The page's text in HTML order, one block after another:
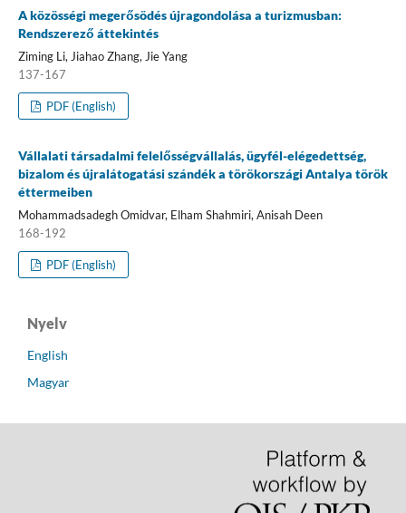
A közösségi megerősödés újragondolása a turizmusban:
Rendszerező áttekintés
Ziming Li, Jiahao Zhang, Jie Yang
137-167
PDF (English)
Vállalati társadalmi felelősségvállalás, ügyfél-elégedettség,
bizalom és újralátogatási szándék a törökországi Antalya török
éttermeiben
Mohammadsadegh Omidvar, Elham Shahmiri, Anisah Deen
168-192
PDF (English)
Nyelv
English
Magyar